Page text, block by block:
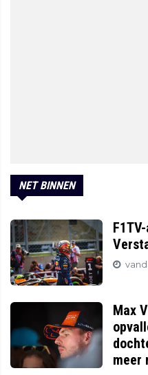
NET BINNEN
Max
meer